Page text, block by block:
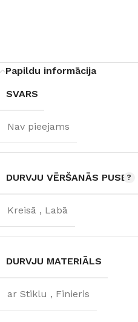
Papildu informācija
SVARS
Nav pieejams
DURVJU VĒRŠANĀS PUSE
Kreisā , Labā
DURVJU MATERIĀLS
ar Stiklu , Finieris